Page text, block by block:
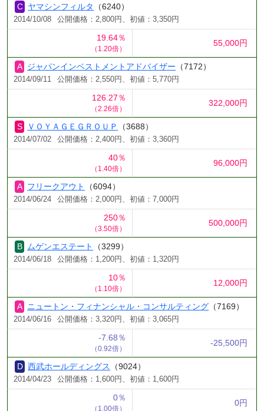
ヤマシンフィルタ （6240）
2014/10/08 公開価格：2,800円、初値：3,350円
19.64％
（1.20倍）
55,000円
ジャパンインベストメントアドバイザー （7172）
2014/09/11 公開価格：2,550円、初値：5,770円
126.27％
（2.26倍）
322,000円
ＶＯＹＡＧＥＧＲＯＵＰ （3688）
2014/07/02 公開価格：2,400円、初値：3,360円
40％
（1.40倍）
96,000円
フリークアウト （6094）
2014/06/24 公開価格：2,000円、初値：7,000円
250％
（3.50倍）
500,000円
ムゲンエステート （3299）
2014/06/18 公開価格：1,200円、初値：1,320円
10％
（1.10倍）
12,000円
ニュートン・フィナンシャル・コンサルティング （7169）
2014/06/16 公開価格：3,320円、初値：3,065円
-7.68％
（0.92倍）
-25,500円
西武ホールディングス （9024）
2014/04/23 公開価格：1,600円、初値：1,600円
0％
（1.00倍）
0円